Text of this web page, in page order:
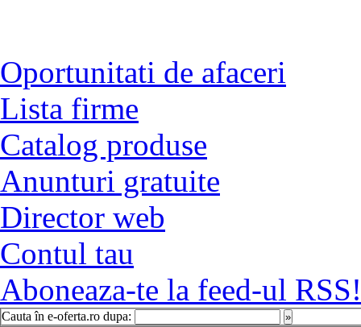
Oportunitati de afaceri
Lista firme
Catalog produse
Anunturi gratuite
Director web
Contul tau
Aboneaza-te la feed-ul RSS!
Cauta în e-oferta.ro dupa: »